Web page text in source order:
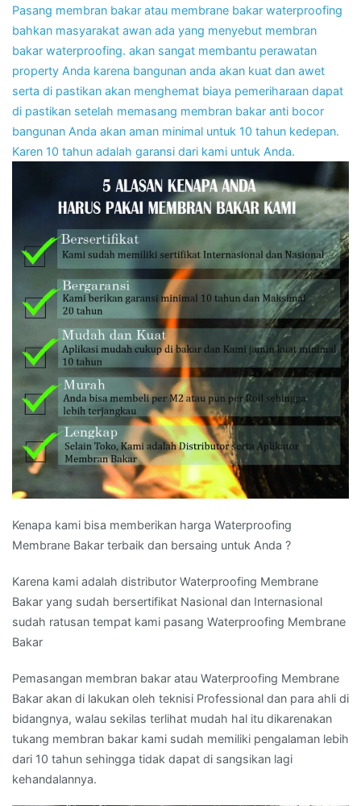
Pasang membran bakar atau membrane bakar waterproofing
bahkan masyarakat awan ada yang menyebut membran
bakar waterproofing. akan sangat membantu perawatan
property Anda karena bangunan anda akan kuat dan awet
serta di pastikan akan menghemat biaya pemeriharaan dapat
di pastikan setelah memasang membran bakar anti bocor
bangunan Anda akan aman minimal untuk 10 tahun kedepan.
Karen 10 tahun adalah garansi dari kami untuk Anda.
Kenapa kami bisa memberikan harga Waterproofing
Membrane Bakar terbaik dan bersaing untuk Anda ?
Karena kami adalah distributor Waterproofing Membrane
Bakar yang sudah bersertifikat Nasional dan Internasional
sudah ratusan tempat kami pasang Waterproofing Membrane
Bakar
Pemasangan membran bakar atau Waterproofing Membrane
Bakar akan di lakukan oleh teknisi Professional dan para ahli di
bidangnya, walau sekilas terlihat mudah hal itu dikarenakan
tukang membran bakar kami sudah memiliki pengalaman lebih
dari 10 tahun sehingga tidak dapat di sangsikan lagi
kehandalannya.